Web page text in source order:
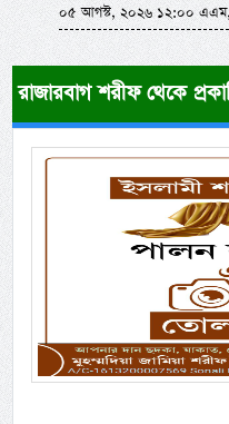
০৫ আগস্ট, ২০২৬ ১২:০০ এএম,
রাজারবাগ শরীফ থেকে